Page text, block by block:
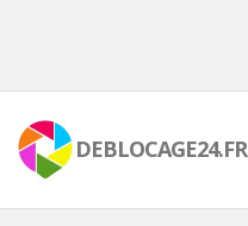
DEBLOCAGE24.FR